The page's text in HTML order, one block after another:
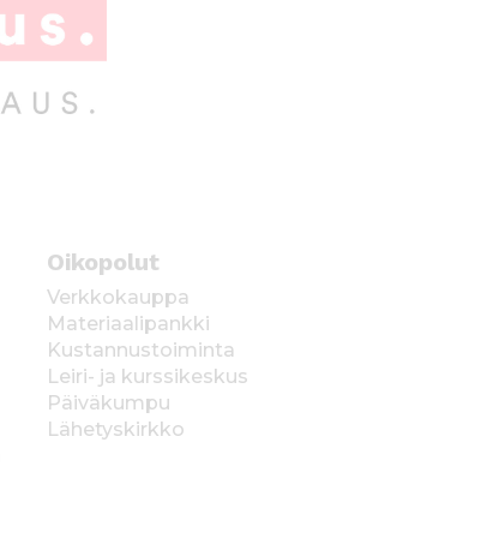
Oikopolut
Verkkokauppa
Materiaalipankki
Kustannustoiminta
Leiri- ja kurssikeskus
Päiväkumpu
Lähetyskirkko